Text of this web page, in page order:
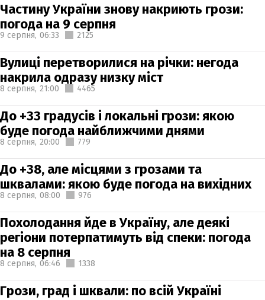
Частину України знову накриють грози:
погода на 9 серпня
9 серпня, 06:33 2125
Вулиці перетворилися на річки: негода
накрила одразу низку міст
8 серпня, 21:00 4465
До +33 градусів і локальні грози: якою
буде погода найближчими днями
8 серпня, 20:00 779
До +38, але місцями з грозами та
шквалами: якою буде погода на вихідних
8 серпня, 08:00 976
Похолодання йде в Україну, але деякі
регіони потерпатимуть від спеки: погода
на 8 серпня
8 серпня, 06:46 1338
Грози, град і шквали: по всій Україні